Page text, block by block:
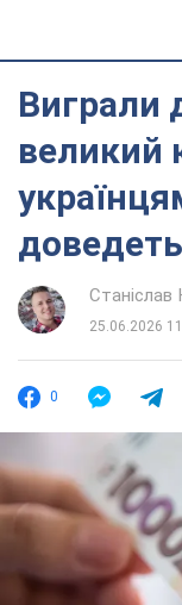
Виграли
великий
Станіслав
25.06.2026
0